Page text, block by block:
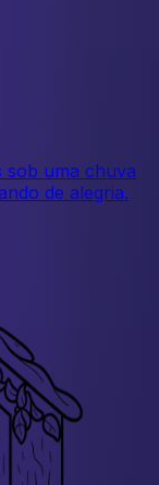
sob uma chuva
de alegria.